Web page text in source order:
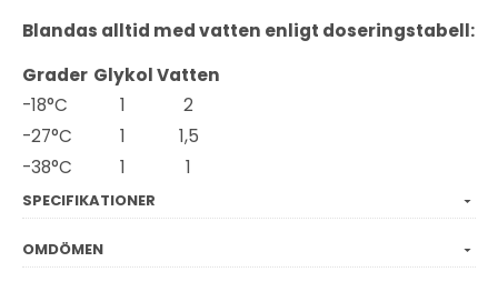
Blandas alltid med vatten enligt doseringstabell:
Grader GlykolVatten
-18°C
1
2
-27°C
1
1,5
-38°C
1 1
SPECIFIKATIONER
OMDÖMEN